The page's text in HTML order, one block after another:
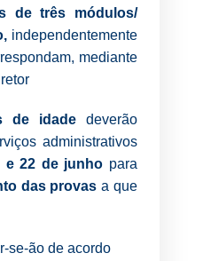
de três módulos/
independentemente
mediante
de idade deverão
administrativos
e 22 de junho para
das provas a que
se-ão de acordo